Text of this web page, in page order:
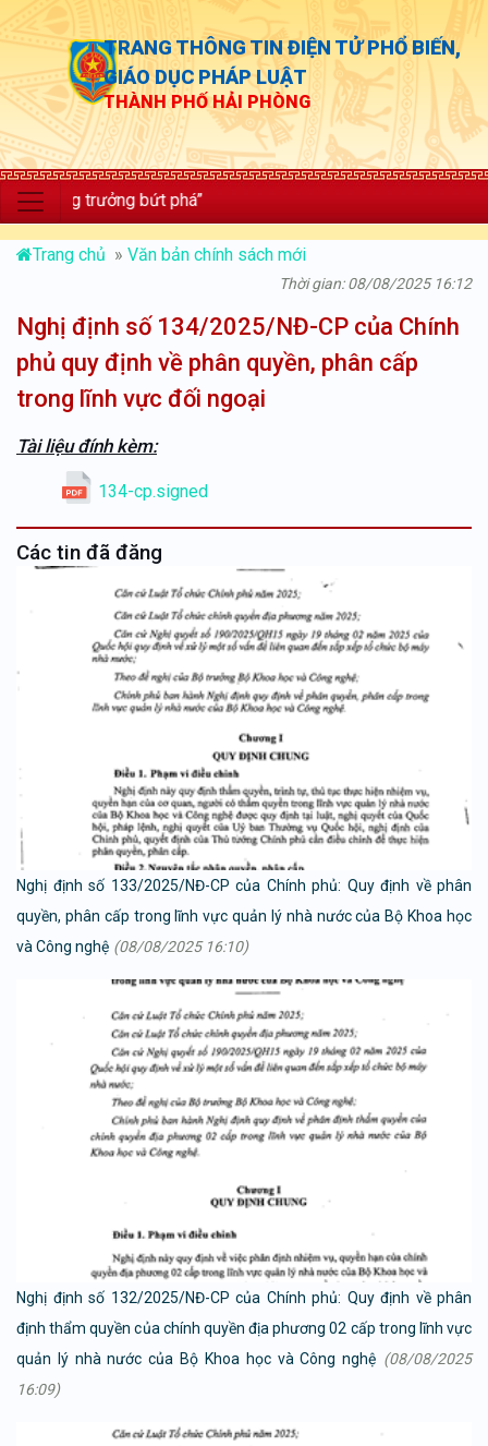
TRANG THÔNG TIN ĐIỆN TỬ PHỔ BIẾN,
GIÁO DỤC PHÁP LUẬT
THÀNH PHỐ HẢI PHÒNG
tăng trưởng bứt phá”
Trang chủ » Văn bản chính sách mới
Thời gian: 08/08/2025 16:12
Nghị định số 134/2025/NĐ-CP của Chính
phủ quy định về phân quyền, phân cấp
trong lĩnh vực đối ngoại
Tài liệu đính kèm:
134-cp.signed
Các tin đã đăng
Nghị định số 133/2025/NĐ-CP của Chính phủ: Quy định về phân
quyền, phân cấp trong lĩnh vực quản lý nhà nước của Bộ Khoa học
và Công nghệ (08/08/2025 16:10)
Nghị định số 132/2025/NĐ-CP của Chính phủ: Quy định về phân
định thẩm quyền của chính quyền địa phương 02 cấp trong lĩnh vực
quản lý nhà nước của Bộ Khoa học và Công nghệ (08/08/2025
16:09)